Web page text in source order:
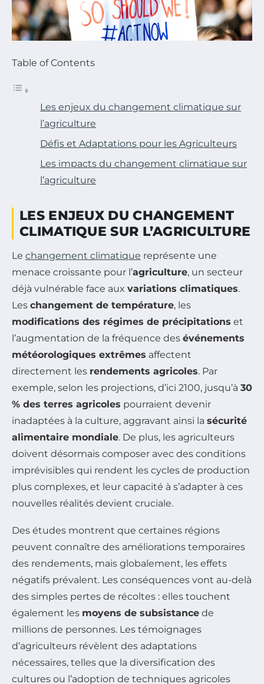
Table of Contents
Les enjeux du changement climatique sur
l’agriculture
Défis et Adaptations pour les Agriculteurs
Les impacts du changement climatique sur
l’agriculture
LES ENJEUX DU CHANGEMENT
CLIMATIQUE SUR L’AGRICULTURE
Le changement climatique représente une
menace croissante pour l’agriculture, un secteur
déjà vulnérable face aux variations climatiques.
Les changement de température, les
modifications des régimes de précipitations et
l’augmentation de la fréquence des événements
météorologiques extrêmes affectent
directement les rendements agricoles. Par
exemple, selon les projections, d’ici 2100, jusqu’à 30
% des terres agricoles pourraient devenir
inadaptées à la culture, aggravant ainsi la sécurité
alimentaire mondiale. De plus, les agriculteurs
doivent désormais composer avec des conditions
imprévisibles qui rendent les cycles de production
plus complexes, et leur capacité à s’adapter à ces
nouvelles réalités devient cruciale.
Des études montrent que certaines régions
peuvent connaître des améliorations temporaires
des rendements, mais globalement, les effets
négatifs prévalent. Les conséquences vont au-delà
des simples pertes de récoltes : elles touchent
également les moyens de subsistance de
millions de personnes. Les témoignages
d’agriculteurs révèlent des adaptations
nécessaires, telles que la diversification des
cultures ou l’adoption de techniques agricoles